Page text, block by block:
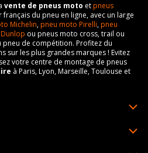
vente de pneus moto etpneus
du pneu en ligne, avec un large
Michelin,pneu moto Pirelli,pneu
ou pneus moto cross, trail ou
de compétition. Profitez du
sur les plus grandes marques ! Evitez
votre centre de montage de pneus
à Paris, Lyon, Marseille, Toulouse et